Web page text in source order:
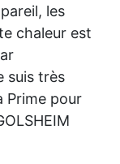
les
chaleur est
suis très
Prime pour